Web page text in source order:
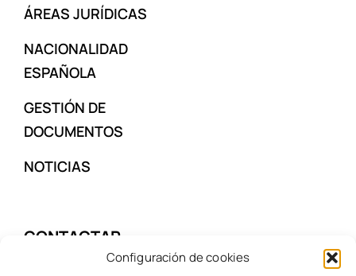
Configuración de cookies
ÁREAS JURÍDICAS
NACIONALIDAD
ESPAÑOLA
GESTIÓN DE